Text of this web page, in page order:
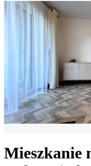
Mieszkanie